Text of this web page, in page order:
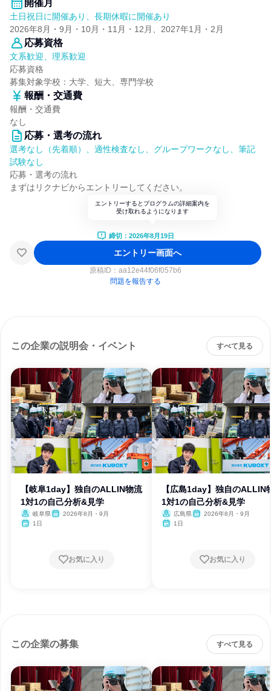
開催月
土日祝日に開催あり、長期休暇に開催あり
2026年8月・9月・10月・11月・12月、2027年1月・2月
応募資格
文系歓迎、理系歓迎
応募資格
募集対象学校：大学、短大、専門学校
報酬・交通費
報酬・交通費
なし
応募・選考の流れ
選考なし（先着順）、適性検査なし、グループワークなし、筆記
試験なし
応募・選考の流れ
まずはリクナビからエントリーしてください。
エントリーするとプログラムの詳細案内を
受け取れるようになります
締切：2026年8月19日
エントリー画面へ
原稿ID： aa12e44f06f057b6
問題を報告する
この企業の説明会・イベント すべて見る
【岐阜1day】独自のALLIN物流
1対1の自己分析&見学
岐阜県
2026年8月・9月
1日
お気に入り
【広島1day】独自のALLIN
1対1の自己分析&見学
広島県
2026年8月・9月
1日
お気に入り
この企業の募集 すべて見る